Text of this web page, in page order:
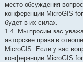
место обсуждения
конференции MicroGIS
будет в их силах.
1.4. Мы просим вас
авторские права в
MicroGIS. Если у вас
конференции MicroGIS